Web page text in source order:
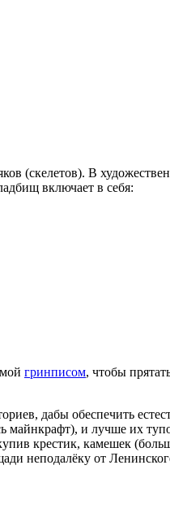
(скелетов). В
включает в себя:
гринписом, чтобы
дабы обеспечить
майнкрафт), и лучше их
крестик, камешек
неподалёку от